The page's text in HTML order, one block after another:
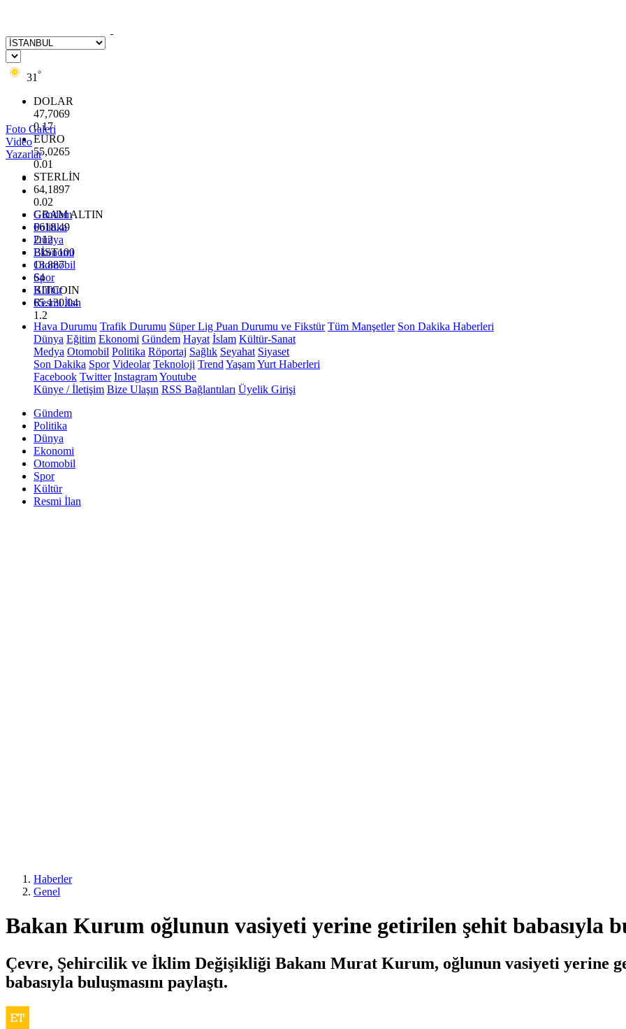
31 °
DOLAR
47,7069
0.17
EURO
55,0265
0.01
STERLİN
64,1897
0.02
GRAM ALTIN
6618.49
2.12
BİST100
13.887
64
BITCOIN
65.130,04
1.2
Foto Galeri
Video
Yazarlar
Gündem
Politika
Dünya
Ekonomi
Otomobil
Spor
Kültür
Resmi İlan
Hava Durumu Trafik Durumu Süper Lig Puan Durumu ve Fikstür Tüm Manşetler Son Dakika Haberleri
Dünya Eğitim Ekonomi Gündem Hayat İslam Kültür-Sanat
Medya Otomobil Politika Röportaj Sağlık Seyahat Siyaset
Son Dakika Spor Videolar Teknoloji Trend YaşamYurt Haberleri
Facebook Twitter InstagramYoutube
Künye / İletişim Bize Ulaşın RSS Bağlantıları Üyelik Girişi
Gündem
Politika
Dünya
Ekonomi
Otomobil
Spor
Kültür
Resmi İlan
Haberler
Genel
Bakan Kurum oğlunun vasiyeti yerine getirilen şehit babasıyla
Çevre, Şehircilik ve İklim Değişikliği Bakanı Murat Kurum, oğlunun vasiyeti yerine
babasıyla buluşmasını paylaştı.